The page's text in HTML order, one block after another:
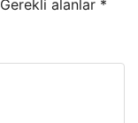
Gerekli alanlar *